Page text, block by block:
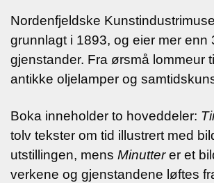
Nordenfjeldske
grunnlagt i 1893, og eier mer enn
gjenstander. Fra ørsmå lommeur
antikke oljelamper og
Boka inneholder to hoveddeler:
tolv tekster om tid illustrert med
utstillingen, mens Minutterer et
verkene og gjenstandene løftes